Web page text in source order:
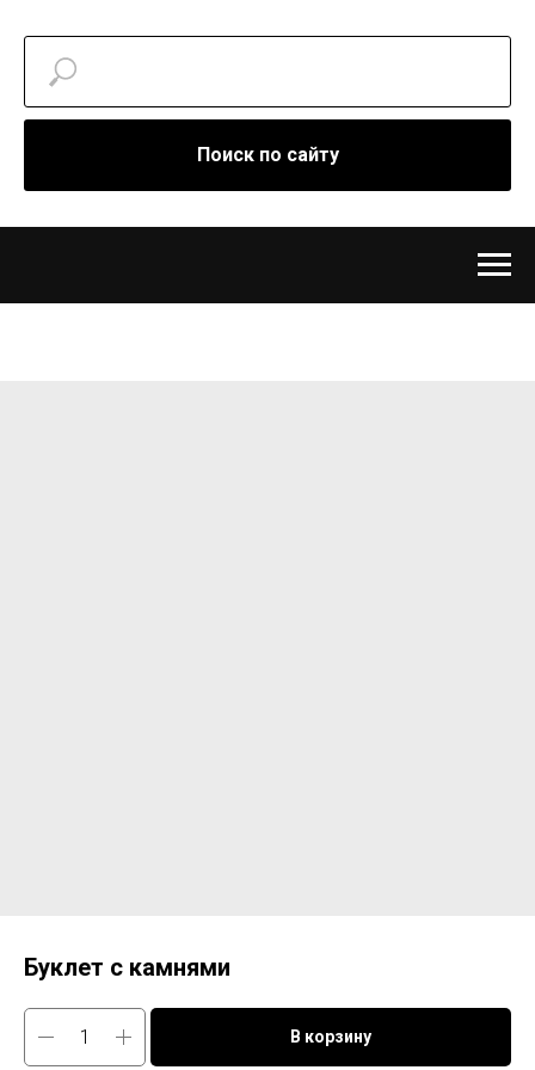
Поиск по сайту
Буклет с камнями
В корзину